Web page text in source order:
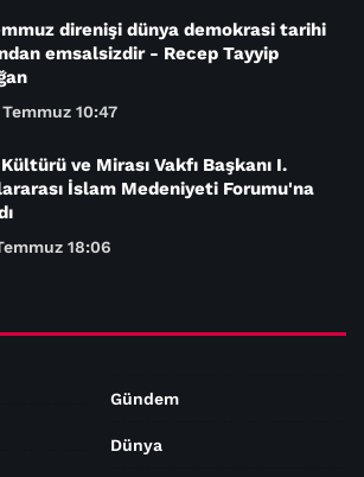
direnişi dünya demokrasi tarihi
emsalsizdir - Recep Tayyip
Temmuz 10:47
ve Mirası Vakfı Başkanı I.
İslam Medeniyeti Forumu'na
18:06
Gündem
Dünya